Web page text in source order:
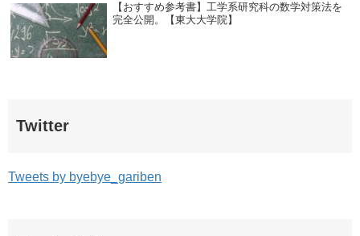
【おすすめ参考書】工学系研究科の数学対策法を
完全公開。【東大大学院】
Twitter
Tweets by byebye_gariben